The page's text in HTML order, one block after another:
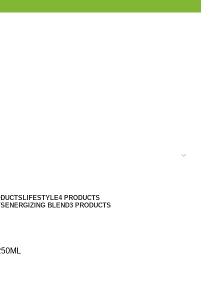
LIFESTYLE4 PRODUCTS
ENERGIZING BLEND3 PRODUCTS